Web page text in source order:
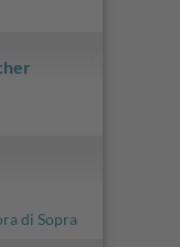
di Sopra